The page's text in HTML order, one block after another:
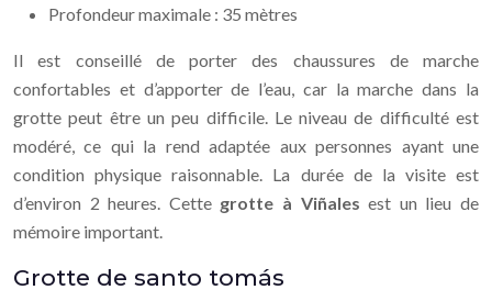
Profondeur maximale : 35 mètres
Il est conseillé de porter des chaussures de marche
confortables et d’apporter de l’eau, car la marche dans la
grotte peut être un peu difficile. Le niveau de difficulté est
modéré, ce qui la rend adaptée aux personnes ayant une
condition physique raisonnable. La durée de la visite est
d’environ 2 heures. Cette grotte à Viñalesest un lieu de
mémoire important.
Grotte de santo tomás